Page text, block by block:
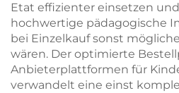
Etat effizienter einsetzen
hochwertige pädagogische
bei Einzelkauf sonst
wären. Der optimierte
Anbieterplattformen für
verwandelt eine einst